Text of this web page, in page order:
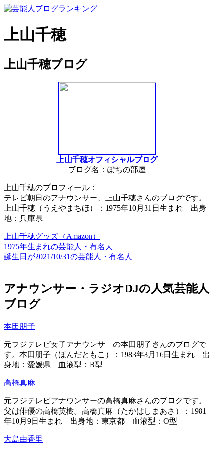
上山千穂
上山千穂ブログ
上山千穂オフィシャルブログ
ブログ名：ぽちの部屋
上山千穂のプロフィール：
テレビ朝日のアナウンサー、上山千穂さんのブログです。
上山千穂（うえやまちほ）：1975年10月31日生まれ 出身
地：兵庫県
上山千穂グッズ（Amazon）
1975年生まれの芸能人・有名人
誕生日が2021/10/31の芸能人・有名人
アナウンサー・ラジオDJの人気芸能人
ブログ
本田朋子
元フジテレビ女子アナウンサーの本田朋子さんのブログで
す。本田朋子（ほんだともこ）：1983年8月16日生まれ 出
身地：愛媛県 血液型：B型
高橋真麻
元フジテレビアナウンサーの高橋真麻さんのブログです。
父は俳優の高橋英樹。高橋真麻（たかはしまあさ）：1981
年10月9日生まれ 出身地：東京都 血液型：O型
大島由香里